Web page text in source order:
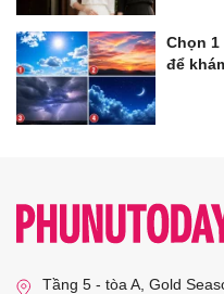
Chọn
để
Tầng 5 - tòa A, Gold